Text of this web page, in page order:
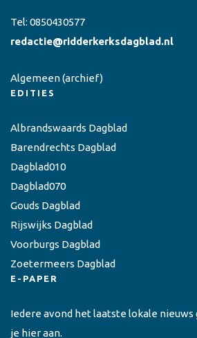
Tel: 0850430577
redactie@ridderkerksdagblad.nl
Algemeen(archief)
EDITIES
Albrandswaards Dagblad
Barendrechts Dagblad
Dagblad010
Dagblad070
Gouds Dagblad
Rijswijks Dagblad
Voorburgs Dagblad
Zoetermeers Dagblad
E-PAPER
Iedere avond het laatste lokale nieuws
je hier aan.